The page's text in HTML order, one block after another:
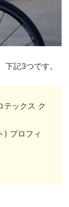
記3つです。
ックス ク
) プロフィ